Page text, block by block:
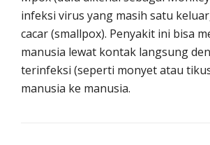
infeksi virus yang masih satu
cacar (smallpox). Penyakit ini bisa
manusia lewat kontak langsung
terinfeksi (seperti monyet atau
manusia ke manusia.